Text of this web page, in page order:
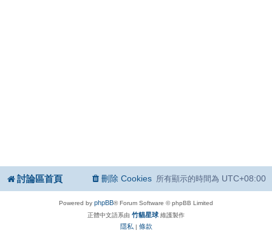
討論區首頁 所有顯示的時間為 UTC+08:00
刪除 Cookies
Powered by phpBB® Forum Software © phpBB Limited
正體中文語系由 竹貓星球 維護製作
隱私 | 條款